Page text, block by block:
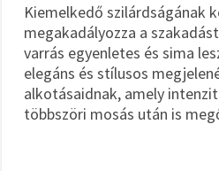
Kiemelkedő szilárdságának
megakadályozza a
varrás egyenletes és sima
elegáns és stílusos
alkotásaidnak, amely
többszöri mosás után is